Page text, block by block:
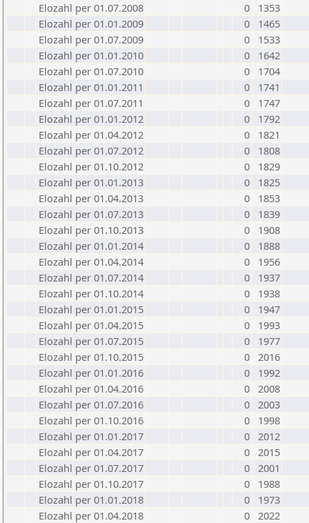
Elozahl per 01.07.2008
0
1353
Elozahl per 01.01.2009
0
1465
Elozahl per 01.07.2009
0
1533
Elozahl per 01.01.2010
0
1642
Elozahl per 01.07.2010
0
1704
Elozahl per 01.01.2011
0
1741
Elozahl per 01.07.2011
0
1747
Elozahl per 01.01.2012
0
1792
Elozahl per 01.04.2012
0
1821
Elozahl per 01.07.2012
0
1808
Elozahl per 01.10.2012
0
1829
Elozahl per 01.01.2013
0
1825
Elozahl per 01.04.2013
0
1853
Elozahl per 01.07.2013
0
1839
Elozahl per 01.10.2013
0
1908
Elozahl per 01.01.2014
0
1888
Elozahl per 01.04.2014
0
1956
Elozahl per 01.07.2014
0
1937
Elozahl per 01.10.2014
0
1938
Elozahl per 01.01.2015
0
1947
Elozahl per 01.04.2015
0
1993
Elozahl per 01.07.2015
0
1977
Elozahl per 01.10.2015
0 2016
Elozahl per 01.01.2016
0
1992
Elozahl per 01.04.2016
0 2008
Elozahl per 01.07.2016
0 2003
Elozahl per 01.10.2016
0
1998
Elozahl per 01.01.2017
0 2012
Elozahl per 01.04.2017
0 2015
Elozahl per 01.07.2017
0 2001
Elozahl per 01.10.2017
0
1988
Elozahl per 01.01.2018
0
1973
Elozahl per 01.04.2018
0 2022